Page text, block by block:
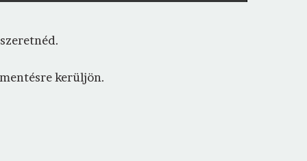
kerüljön.